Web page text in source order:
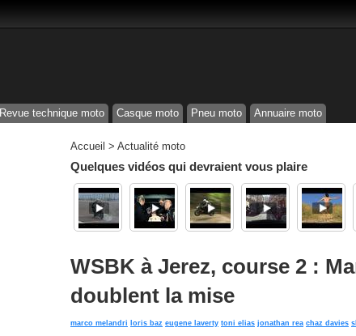
Revue technique moto Casque moto Pneu moto Annuaire moto
Accueil > Actualité moto
Quelques vidéos qui devraient vous plaire
WSBK à Jerez, course 2 :
doublent la mise
marco melandri loris baz eugene laverty toni elias jonathan rea chaz davies